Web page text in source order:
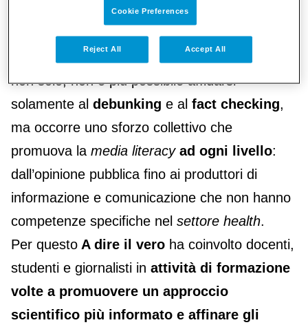
Davanti alla diffusione di bufale e fake news,
che arrecano danni concreti in ambito salute e
non solo, non è più possibile affidarsi
solamente al debunking e al fact checking,
ma occorre uno sforzo collettivo che
promuova la media literacy ad ogni livello:
dall’opinione pubblica fino ai produttori di
informazione e comunicazione che non hanno
competenze specifiche nel settore health.
Per questo A dire il vero ha coinvolto docenti,
studenti e giornalisti in attività di formazione
volte a promuovere un approccio
scientifico più informato e affinare gli
Cookie Preferences
Reject All Accept All